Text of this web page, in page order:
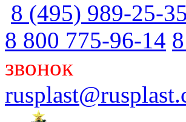
8 (495) 989-25-35
8 800 775-96-14
звонок